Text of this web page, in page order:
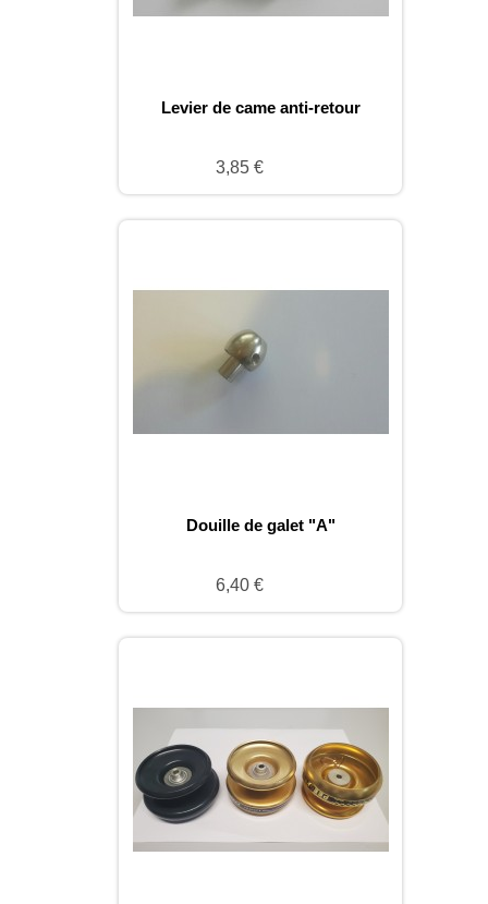
Levier de came anti-retour
3,85 €
Douille de galet "A"
6,40 €